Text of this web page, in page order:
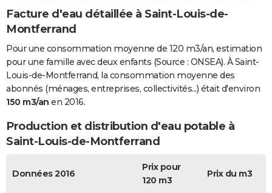
Facture d'eau détaillée à Saint-Louis-de-
Montferrand
Pour une consommation moyenne de 120 m3/an, estimation
pour une famille avec deux enfants (Source : ONSEA). À Saint-
Louis-de-Montferrand, la consommation moyenne des
abonnés (ménages, entreprises, collectivités...) était d'environ
150 m3/an en 2016.
Production et distribution d'eau potable à
Saint-Louis-de-Montferrand
Données 2016
Prix pour
120 m3
Prix du m3